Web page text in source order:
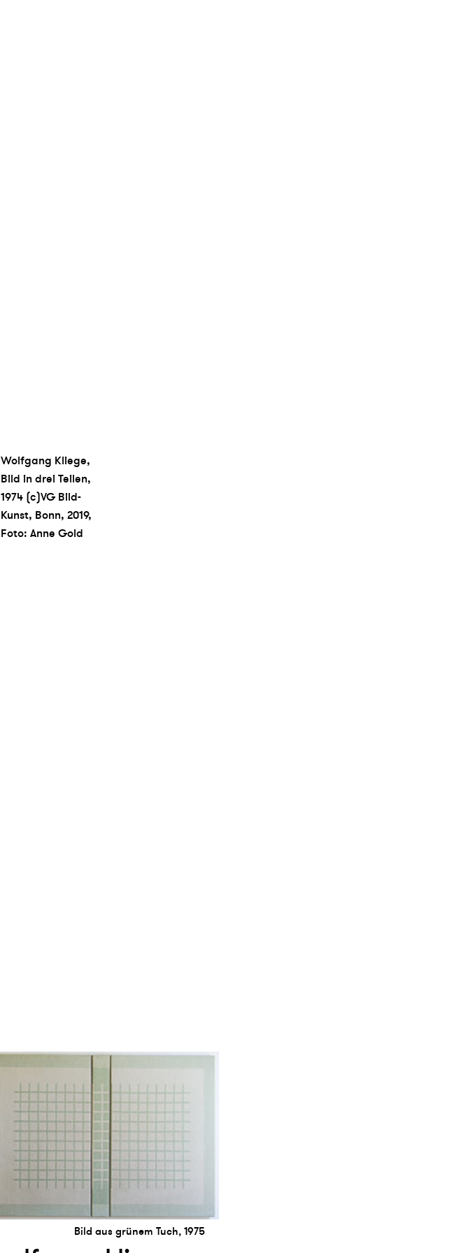
Wolfgang Kliege,
Bild in drei Teilen,
1974 (c)VG Bild-
Kunst, Bonn, 2019,
Foto: Anne Gold
Bild aus grünem Tuch, 1975